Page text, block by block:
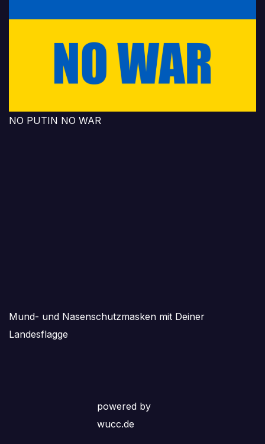
NO PUTIN NO WAR
Mund- und Nasenschutzmasken mit Deiner
Landesflagge
powered by
wucc.de